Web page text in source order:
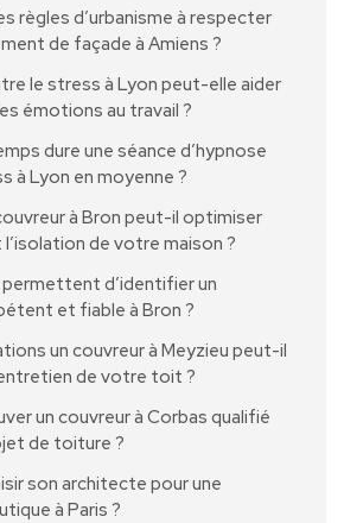
règles d’urbanisme à respecter
de façade à Amiens ?
le stress à Lyon peut-elle aider
émotions au travail ?
dure une séance d’hypnose
à Lyon en moyenne ?
à Bron peut-il optimiser
de votre maison ?
d’identifier un
et fiable à Bron ?
un couvreur à Meyzieu peut-il
de votre toit ?
un couvreur à Corbas qualifié
de toiture ?
son architecte pour une
à Paris ?